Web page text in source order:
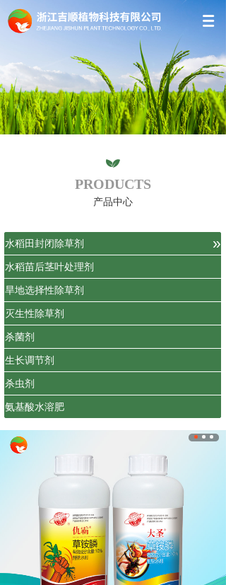
产品中心
PRODUCTS
水稻田封闭除草剂 »
水稻苗后茎叶处理剂
旱地选择性除草剂
灭生性除草剂
杀菌剂
生长调节剂
杀虫剂
氨基酸水溶肥